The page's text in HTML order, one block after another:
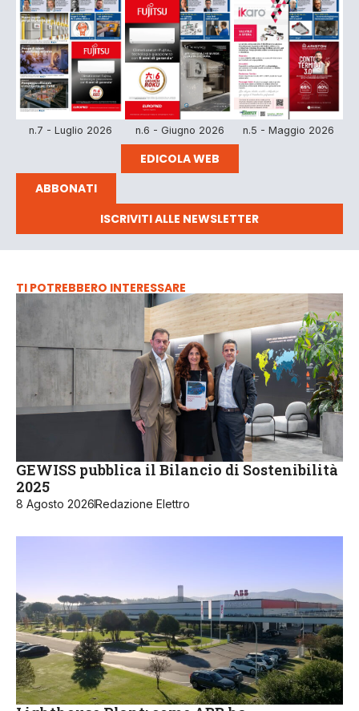
n.7 - Luglio 2026 n.6 - Giugno 2026 n.5 - Maggio 2026
EDICOLA WEB
ABBONATI
ISCRIVITI ALLE NEWSLETTER
TI POTREBBERO INTERESSARE
GEWISS pubblica il Bilancio di Sostenibilità
2025
8 Agosto 2026Redazione Elettro